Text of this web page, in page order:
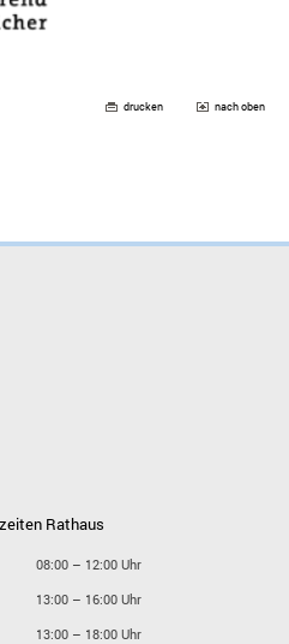
drucken nach oben
Rathaus
08:00 – 12:00 Uhr
13:00 – 16:00 Uhr
13:00 – 18:00 Uhr